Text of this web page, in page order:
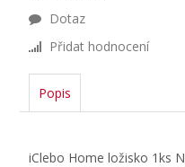
Dotaz
Přidat hodnocení
Popis
iClebo Home ložisko 1ks